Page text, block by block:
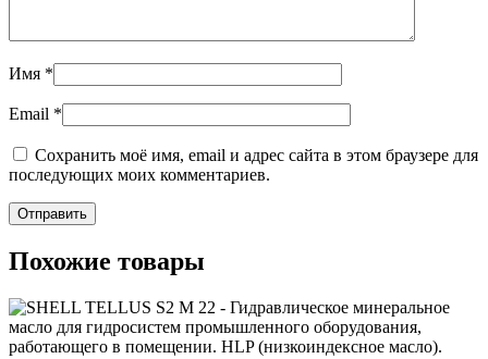
Имя *
Email *
Сохранить моё имя, email и адрес сайта в этом браузере для
последующих моих комментариев.
Похожие товары